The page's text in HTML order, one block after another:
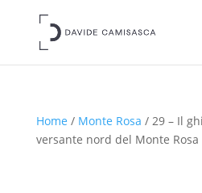
Home / Monte Rosa / 29 – Il
versante nord del Monte Rosa